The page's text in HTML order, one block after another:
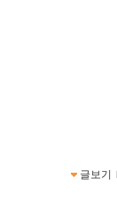
글보기 ｌ